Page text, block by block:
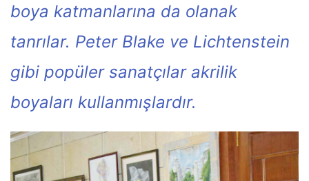
boya katmanlarına da olanak
tanrılar. Peter Blake ve Lichtenstein
gibi popüler sanatçılar akrilik
boyaları kullanmışlardır.